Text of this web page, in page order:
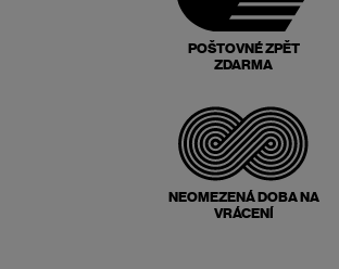
POŠTOVNÉ ZPĚT
ZDARMA
NEOMEZENÁ DOBA NA
VRÁCENÍ